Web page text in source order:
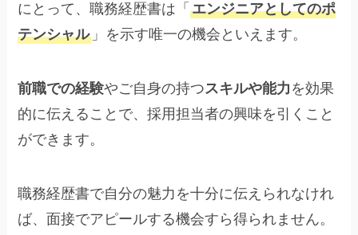
にとって、職務経歴書は「エンジニアとしてのポ
テンシャル 」を示す唯一の機会といえます。
前職での経験やご自身の持つスキルや能力 を効果
的に伝えることで、採用担当者の興味を引くこと
ができます。
職務経歴書で自分の魅力を十分に伝えられなけれ
ば、面接でアピールする機会すら得られません。